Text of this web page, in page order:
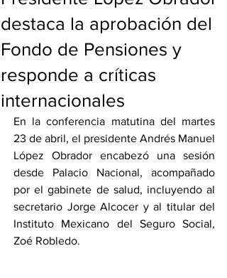
destaca la aprobación del
Fondo de Pensiones y
responde a críticas
internacionales
En la conferencia matutina del martes
23 de abril, el presidente Andrés Manuel
López Obrador encabezó una sesión
desde Palacio Nacional, acompañado
por el gabinete de salud, incluyendo al
secretario Jorge Alcocer y al titular del
Instituto Mexicano del Seguro Social,
Zoé Robledo.